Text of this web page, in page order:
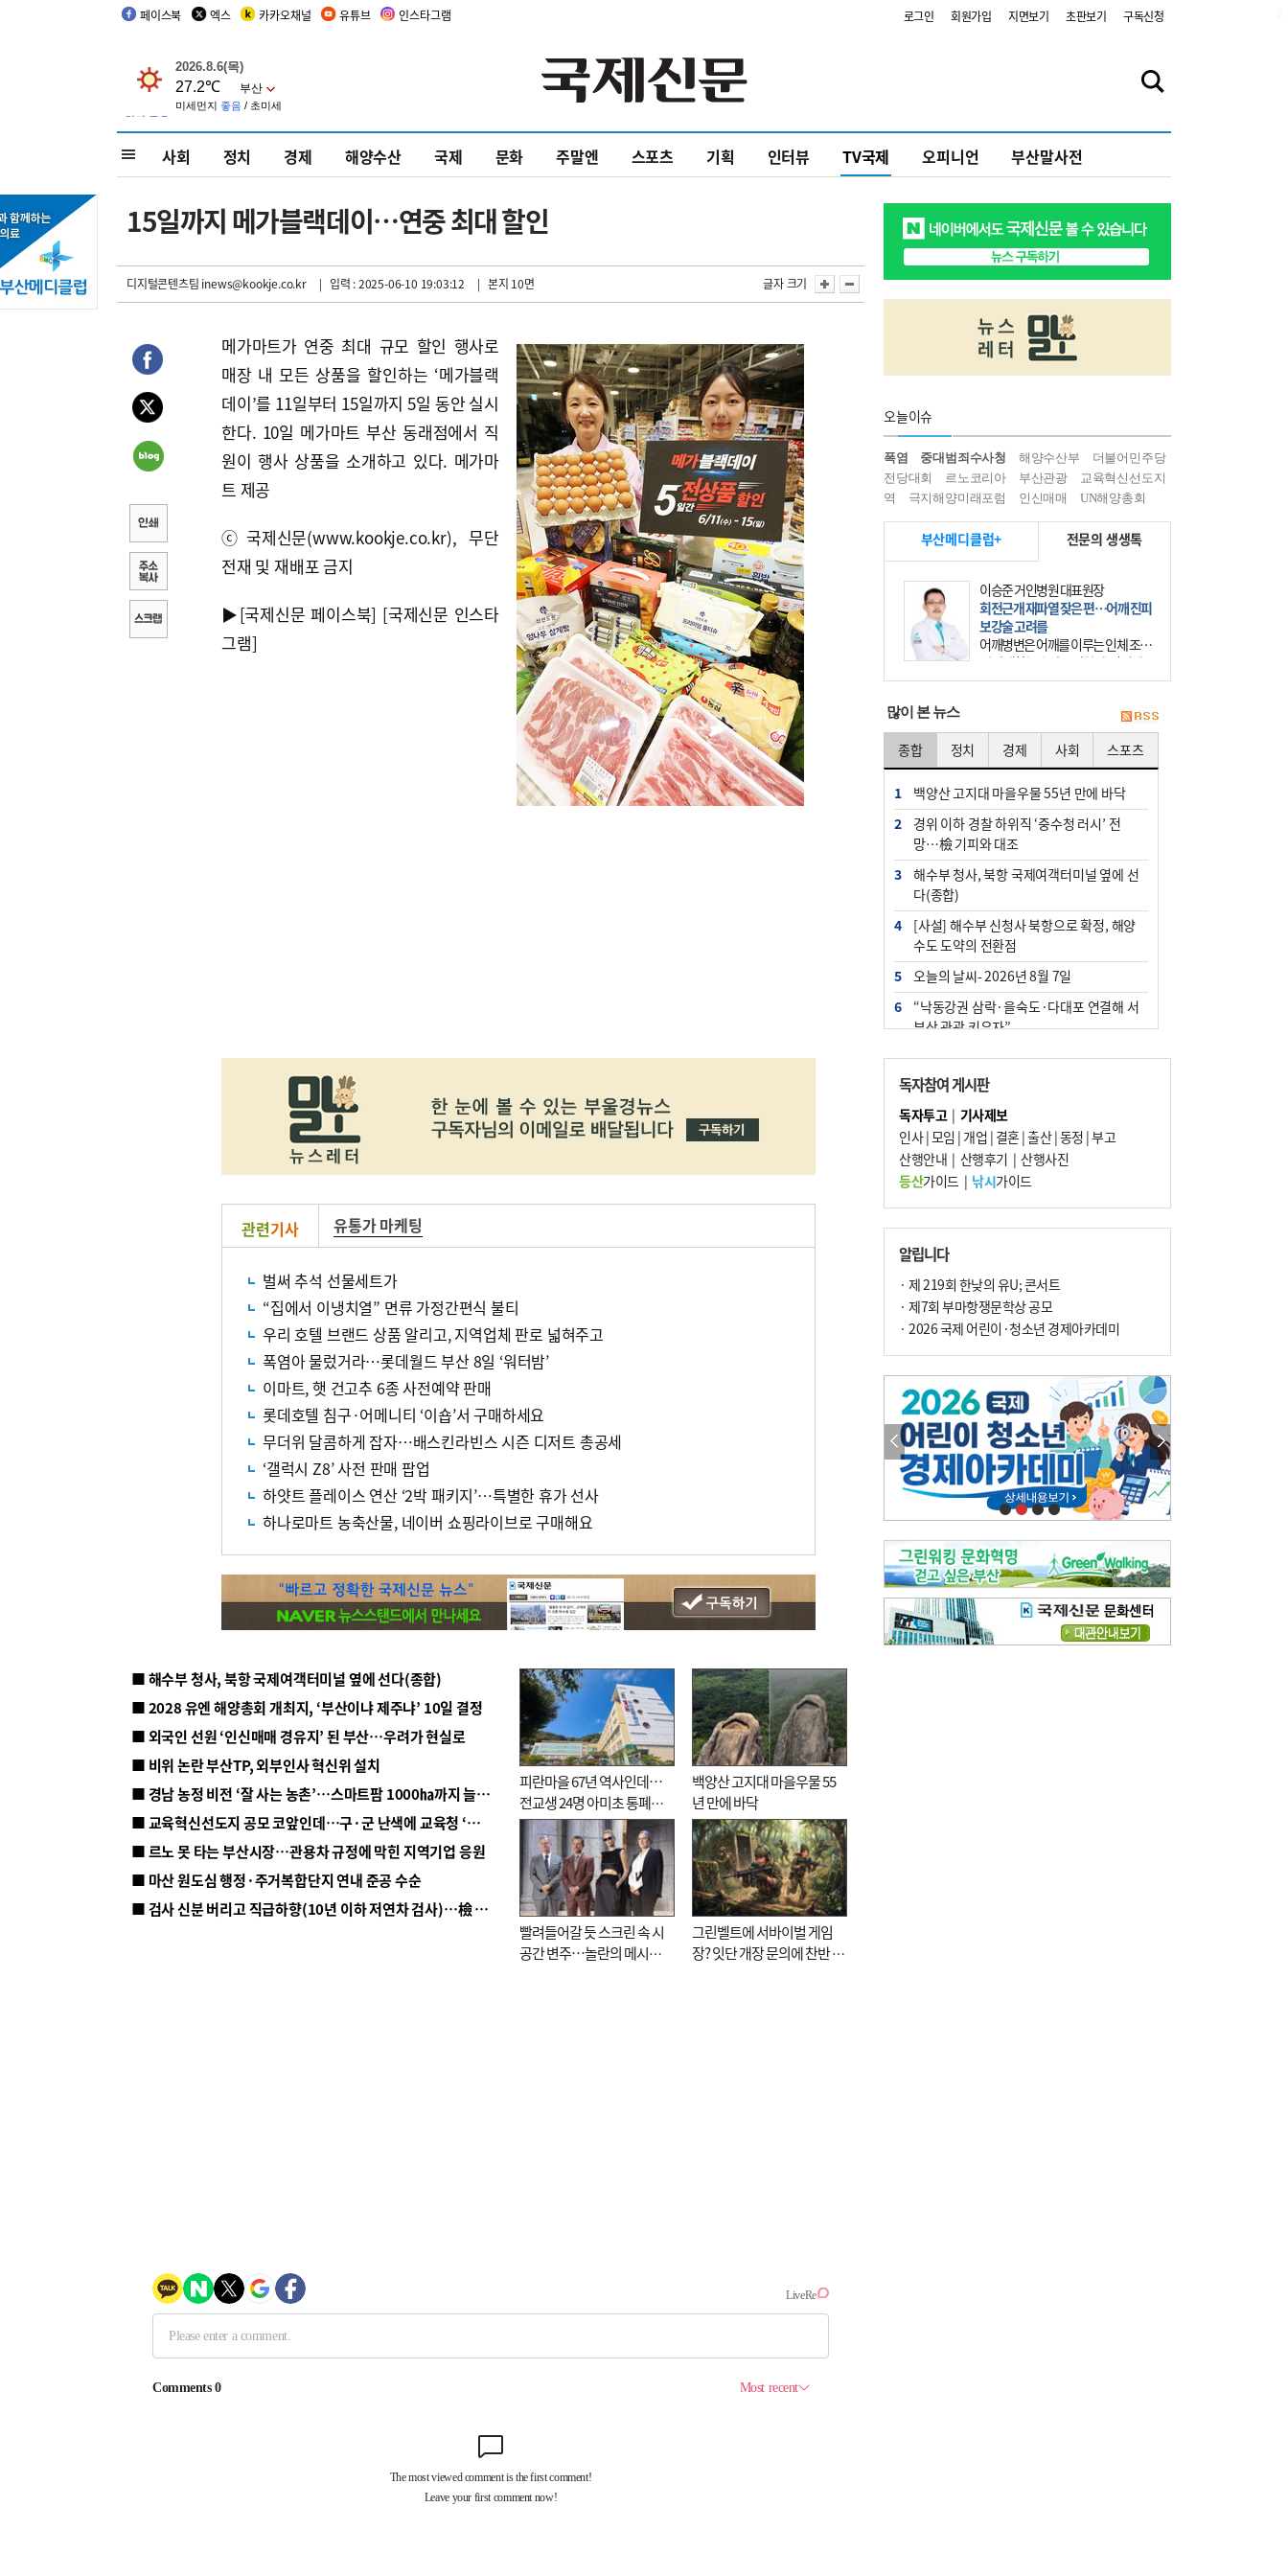
페이스북 엑스 카카오채널 유튜브 인스타그램 로그인 회원가입 지면보기 초판보기 구독신청
사회 정치 경제 해양수산 국제 문화 주말엔 스포츠 기획 인터뷰 TV국제 오피니언 부산말사전
15일까지 메가블랙데이…연중 최대 할인
디지털콘텐츠팀 inews@kookje.co.kr | 입력 : 2025-06-10 19:03:12 | 본지 10면 글자 크기
메가마트가 연중 최대 규모 할인 행사로
매장 내 모든 상품을 할인하는 ‘메가블랙
데이’를 11일부터 15일까지 5일 동안 실시
한다. 10일 메가마트 부산 동래점에서 직
원이 행사 상품을 소개하고 있다. 메가마
트 제공
ⓒ국제신문(www.kookje.co.kr), 무단
전재 및 재배포 금지
▶[국제신문 페이스북] [국제신문 인스타
그램]
관련기사 유통가 마케팅
벌써 추석 선물세트가
“집에서 이냉치열” 면류 가정간편식 불티
우리 호텔 브랜드 상품 알리고, 지역업체 판로 넓혀주고
폭염아 물렀거라…롯데월드 부산 8일 ‘워터밤’
이마트, 햇 건고추 6종 사전예약 판매
롯데호텔 침구·어메니티 ‘이숍’서 구매하세요
무더위 달콤하게 잡자…배스킨라빈스 시즌 디저트 총공세
‘갤럭시 Z8’ 사전 판매 팝업
하얏트 플레이스 연산 ‘2박 패키지’…특별한 휴가 선사
하나로마트 농축산물, 네이버 쇼핑라이브로 구매해요
■ 해수부 청사, 북항 국제여객터미널 옆에 선다(종합)
■ 2028 유엔 해양총회 개최지, ‘부산이냐 제주냐’ 10일 결정
■ 외국인 선원 ‘인신매매 경유지’ 된 부산…우려가 현실로
■ 비위 논란 부산TP, 외부인사 혁신위 설치
■ 경남 농정 비전 ‘잘 사는 농촌’…스마트팜 1000㏊까지 늘린다
■ 교육혁신선도지 공모 코앞인데…구·군 난색에 교육청 ‘쩔쩔’
■ 르노 못 타는 부산시장…관용차 규정에 막힌 지역기업 응원
■ 마산 원도심 행정·주거복합단지 연내 준공 수순
■ 검사 신분 버리고 직급하향(10년 이하 저연차 검사)…檢 중수청행 기피
피란마을 67년 역사인데…
전교생 24명 아미초 통폐합
기로
백양산 고지대 마을우물 55
년 만에 바닥
빨려들어갈 듯 스크린 속 시
공간 변주…놀란의 메시지
그린벨트에 서바이벌 게임
장? 잇단 개장 문의에 찬반 논
오늘이슈
폭염 중대범죄수사청 해양수산부
더불어민주당
전당대회
르노코리아 부산관광
교육혁신선도지
역
극지해양미래포럼 인신매매 UN해양총회
부산메디클럽+ 전문의 생생톡
이승준 거인병원 대표원장
회전근개 재파열 잦은 편…어깨 진피
보강술 고려를
어깨병변은 어깨를 이루는 인체 조직
에 발생하는 손상을 말한다. 여기에
는 오십견과 회전근개 증후군, 어깨
많이 본 뉴스
종합 정치 경제 사회 스포츠
1
백양산 고지대 마을우물 55년 만에 바닥
2
경위 이하 경찰 하위직 ‘중수청 러시’ 전
망…檢 기피와 대조
3
해수부 청사, 북항 국제여객터미널 옆에 선
다(종합)
4
[사설] 해수부 신청사 북항으로 확정, 해양
수도 도약의 전환점
5
오늘의 날씨- 2026년 8월 7일
6
“낙동강권 삼락·을숙도·다대포 연결해 서
부산 관광 키우자”
7
부울경 주말부터 비소식…‘극한 폭염’ 한풀
꺾일 듯
8
피란마을 67년 역사인데…전교생 24명 아
미초 통폐합 기로
9
외국인 선원 ‘인신매매 경유지’ 된 부산…
우려가 현실로
10 교육혁신선도지 공모 코앞인데…구·군 난
색에 교육청 ‘쩔쩔’
독자참여 게시판
독자투고| 기사제보
인사|모임 | 개업 | 결혼|출산|동정 |부고
산행안내 | 산행후기 | 산행사진
등산가이드| 낚시가이드
알립니다
· 제 219회 한낮의 유U; 콘서트
· 제7회 부마항쟁문학상 공모
· 2026 국제 어린이·청소년 경제아카데미